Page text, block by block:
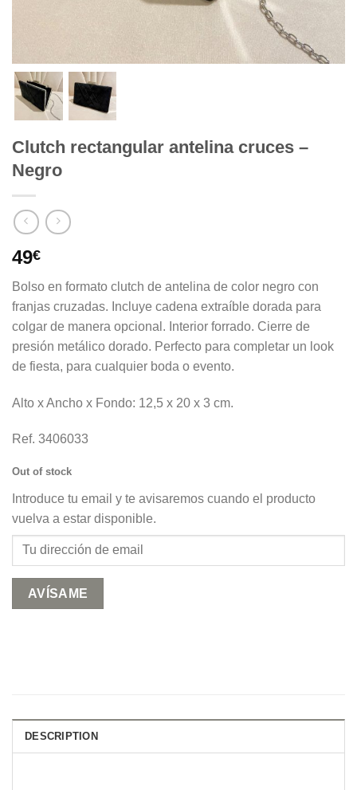
Clutch rectangular antelina cruces –
Negro
49€
Bolso en formato clutch de antelina de color negro con
franjas cruzadas. Incluye cadena extraíble dorada para
colgar de manera opcional. Interior forrado. Cierre de
presión metálico dorado. Perfecto para completar un look
de fiesta, para cualquier boda o evento.
Alto x Ancho x Fondo: 12,5 x 20 x 3 cm.
Ref. 3406033
Out of stock
Introduce tu email y te avisaremos cuando el producto
vuelva a estar disponible.
DESCRIPTION